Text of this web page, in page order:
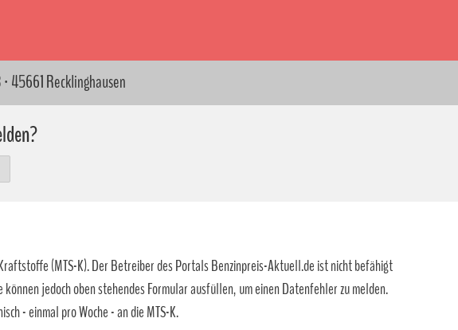
45661 Recklinghausen
(MTS-K). Der Betreiber des Portals Benzinpreis-Aktuell.de ist nicht befähigt
jedoch oben stehendes Formular ausfüllen, um einen Datenfehler zu melden.
- einmal pro Woche - an die MTS-K.